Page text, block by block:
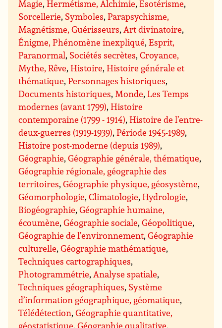
Magie,Hermétisme, Alchimie,Ésotérisme,
Sorcellerie, Symboles,Parapsychisme,
Magnétisme, Guérisseurs, Art divinatoire,
Énigme, Phénomène inexpliqué,Esprit,
Paranormal, Sociétés secrètes,Croyance,
Mythe, Rêve,Histoire,Histoire générale et
thématique,Personnages historiques,
Documents historiques, Monde,Les Temps
modernes (avant 1799),Histoire
contemporaine (1799 - 1914),Histoire de l’entre-
deux-guerres (1919-1939),Période 1945-1989,
Histoire post-moderne (depuis 1989),
Géographie,Géographie générale, thématique,
Géographie régionale, géographie des
territoires,Géographie physique, géosystème,
Géomorphologie,Climatologie,Hydrologie,
Biogéographie,Géographie humaine,
écoumène,Géographie sociale,Géopolitique,
Géographie de l’environnement,Géographie
culturelle,Géographie mathématique,
Techniques cartographiques,
Photogrammétrie, Analyse spatiale,
Techniques géographiques, Système
d’information géographique, géomatique,
Télédétection,Géographie quantitative,
géostatistique,Géographie qualitative,